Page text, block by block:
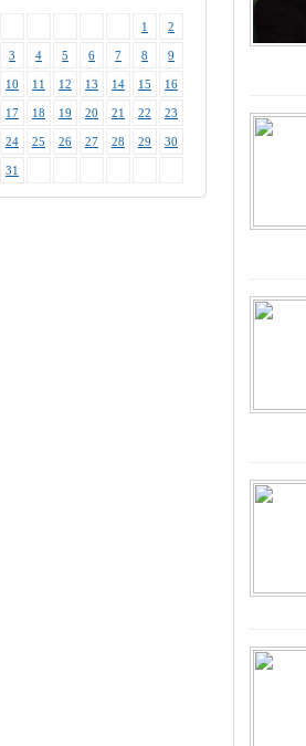
1 2
3 4 5 6 7 8 9
10 11 12 13 14 15 16
17 18 19 20 21 22 23
24 25 26 27 28 29 30
31